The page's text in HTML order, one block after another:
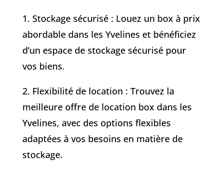
1. Stockage sécurisé : Louez un box à prix
abordable dans les Yvelines et bénéficiez
d’un espace de stockage sécurisé pour
vos biens.
2. Flexibilité de location : Trouvez la
meilleure offre de location box dans les
Yvelines, avec des options flexibles
adaptées à vos besoins en matière de
stockage.